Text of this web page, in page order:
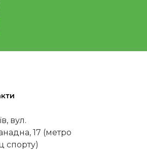
вул.
17 (метро
спорту)